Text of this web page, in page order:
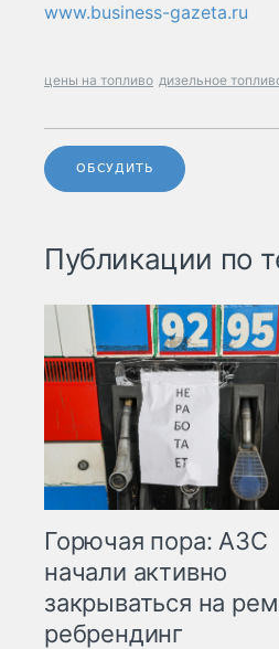
www.business-gazeta.ru
цены на топливо дизельное
ОБСУДИТЬ
Публикации по
Горючая пора: АЗС
начали активно
закрываться на
ребрендинг